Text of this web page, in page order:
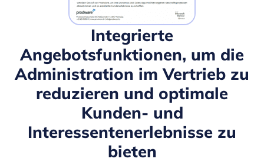
Integrierte
Angebotsfunktionen, um die
Administration im Vertrieb zu
reduzieren und optimale
Kunden- und
Interessentenerlebnisse zu
bieten